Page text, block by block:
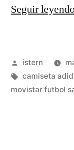
Seguir
Publicado
por
istern
Etiquetas:
camiseta
movistar futbol